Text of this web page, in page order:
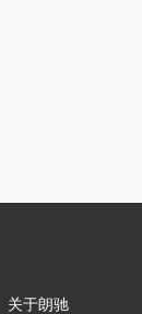
关于朗驰